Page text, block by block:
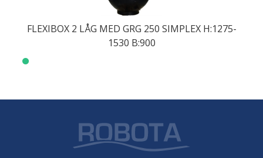
FLEXIBOX 2 LÅG MED GRG 250 SIMPLEX H:1275-
1530 B:900